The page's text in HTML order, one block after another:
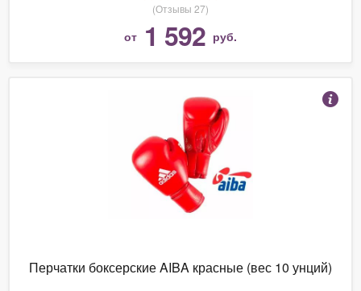
(Отзывы 27)
от 1 592 руб.
Перчатки боксерские AIBA красные (вес 10 унций)